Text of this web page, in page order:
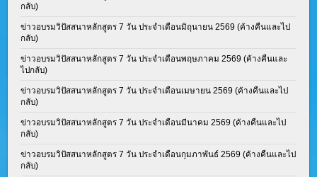
กลับ)
ข่าวอบรมวิปัสสนาหลักสูตร 7 วัน ประจำเดือนมิถุนายน 2569 (ค้างคืนและไป
กลับ)
ข่าวอบรมวิปัสสนาหลักสูตร 7 วัน ประจำเดือนพฤษภาคม 2569 (ค้างคืนและ
ไปกลับ)
ข่าวอบรมวิปัสสนาหลักสูตร 7 วัน ประจำเดือนเมษายน 2569 (ค้างคืนและไป
กลับ)
ข่าวอบรมวิปัสสนาหลักสูตร 7 วัน ประจำเดือนมีนาคม 2569 (ค้างคืนและไป
กลับ)
ข่าวอบรมวิปัสสนาหลักสูตร 7 วัน ประจำเดือนกุมภาพันธ์ 2569 (ค้างคืนและไป
กลับ)